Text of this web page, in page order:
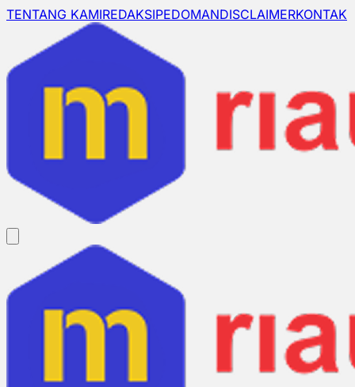
TENTANG KAMIREDAKSIPEDOMANDISCLAIMERKONTAK